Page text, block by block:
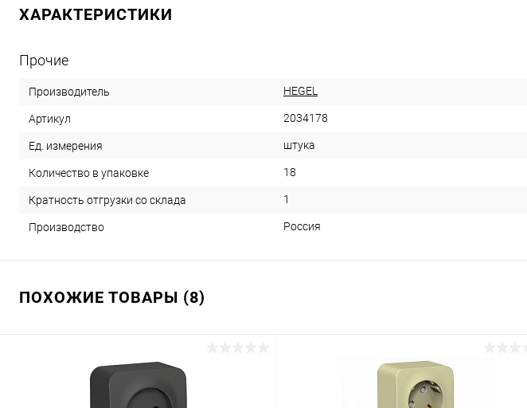
ХАРАКТЕРИСТИКИ
Прочие
Производитель HEGEL
Артикул 2034178
Ед. измерения штука
Количество в упаковке 18
Кратность отгрузки со склада 1
Производство Россия
ПОХОЖИЕ ТОВАРЫ (8)